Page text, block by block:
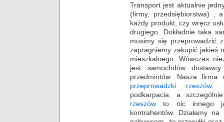
Transport jest aktualnie
(firmy, przedsiębiorstwa) ,
każdy produkt, czy wręcz
drugiego. Dokładnie taka
musimy się
zapragniemy zakupić jakieś
mieszkalnego. Wówczas
jest samochdów
przedmiotów. Nasza
przeprowadzki rzeszów.
podkarpacia, a
rzeszów to nic innego
kontrahentów. Działamy